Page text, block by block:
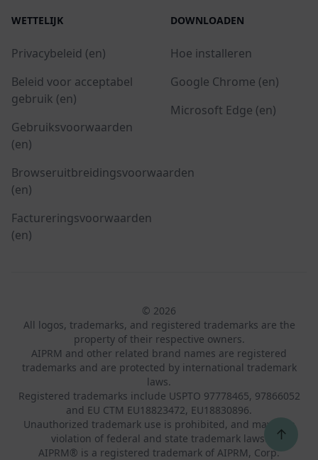
WETTELIJK
Privacybeleid (en)
Beleid voor acceptabel
gebruik (en)
Gebruiksvoorwaarden
(en)
Browseruitbreidingsvoorwaarden
(en)
Factureringsvoorwaarden
(en)
DOWNLOADEN
Hoe installeren
Google Chrome (en)
Microsoft Edge (en)
© 2026
All logos, trademarks, and registered trademarks are the
property of their respective owners.
AIPRM and other related brand names are registered
trademarks and are protected by international trademark
laws.
Registered trademarks include USPTO 97778465, 97866052
and EU CTM EU18823472, EU18830896.
Unauthorized trademark use is prohibited, and may be a
violation of federal and state trademark laws.
AIPRM® is a registered trademark of AIPRM, Corp.
↑